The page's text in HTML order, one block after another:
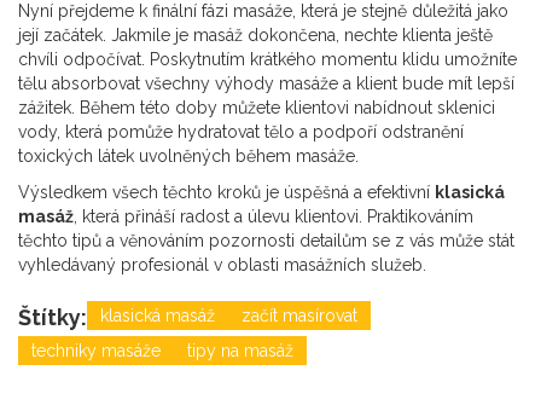
Nyní přejdeme k finální fázi masáže, která je stejně důležitá jako
její začátek. Jakmile je masáž dokončena, nechte klienta ještě
chvíli odpočívat. Poskytnutím krátkého momentu klidu umožníte
tělu absorbovat všechny výhody masáže a klient bude mít lepší
zážitek. Během této doby můžete klientovi nabídnout sklenici
vody, která pomůže hydratovat tělo a podpoří odstranění
toxických látek uvolněných během masáže.
Výsledkem všech těchto kroků je úspěšná a efektivní klasická
masáž, která přináší radost a úlevu klientovi. Praktikováním
těchto tipů a věnováním pozornosti detailům se z vás může stát
vyhledávaný profesionál v oblasti masážních služeb.
Štítky: klasická masáž
začít masírovat
techniky masáže
tipy na masáž